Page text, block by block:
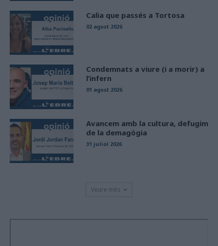
Calia que passés a Tortosa
02 agost 2026
Condemnats a viure (i a morir) a
l’infern
01 agost 2026
Avancem amb la cultura, defugim
de la demagògia
31 juliol 2026
Veure més